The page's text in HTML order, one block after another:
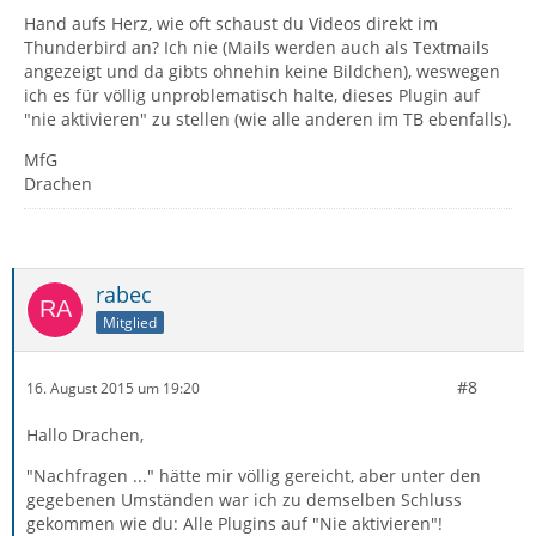
Hand aufs Herz, wie oft schaust du Videos direkt im
Thunderbird an? Ich nie (Mails werden auch als Textmails
angezeigt und da gibts ohnehin keine Bildchen), weswegen
ich es für völlig unproblematisch halte, dieses Plugin auf
"nie aktivieren" zu stellen (wie alle anderen im TB ebenfalls).
MfG
Drachen
rabec
Mitglied
16. August 2015 um 19:20 #8
Hallo Drachen,
"Nachfragen ..." hätte mir völlig gereicht, aber unter den
gegebenen Umständen war ich zu demselben Schluss
gekommen wie du: Alle Plugins auf "Nie aktivieren"!